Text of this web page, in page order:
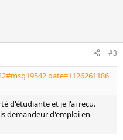
#3
date=1126261186
d'étudiante et je l'ai reçu.
demandeur d'emploi en